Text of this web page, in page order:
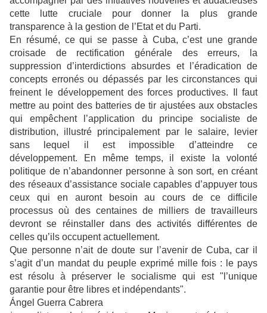
cette lutte cruciale pour donner la plus grande
transparence à la gestion de l’Etat et du Parti.
En résumé, ce qui se passe à Cuba, c’est une grande
croisade de rectification générale des erreurs, la
suppression d’interdictions absurdes et l’éradication de
concepts erronés ou dépassés par les circonstances qui
freinent le développement des forces productives. Il faut
mettre au point des batteries de tir ajustées aux obstacles
qui empêchent l’application du principe socialiste de
distribution, illustré principalement par le salaire, levier
sans lequel il est impossible d’atteindre ce
développement. En même temps, il existe la volonté
politique de n’abandonner personne à son sort, en créant
des réseaux d’assistance sociale capables d’appuyer tous
ceux qui en auront besoin au cours de ce difficile
processus où des centaines de milliers de travailleurs
devront se réinstaller dans des activités différentes de
celles qu’ils occupent actuellement.
Que personne n’ait de doute sur l’avenir de Cuba, car il
s’agit d’un mandat du peuple exprimé mille fois : le pays
est résolu à préserver le socialisme qui est "l’unique
garantie pour être libres et indépendants".
Ángel Guerra Cabrera